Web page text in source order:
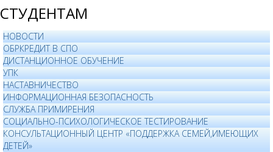
СТУДЕНТАМ
НОВОСТИ
ОБРКРЕДИТ В СПО
ДИСТАНЦИОННОЕ ОБУЧЕНИЕ
УПК
НАСТАВНИЧЕСТВО
ИНФОРМАЦИОННАЯ БЕЗОПАСНОСТЬ
СЛУЖБА ПРИМИРЕНИЯ
СОЦИАЛЬНО-ПСИХОЛОГИЧЕСКОЕ ТЕСТИРОВАНИЕ
КОНСУЛЬТАЦИОННЫЙ ЦЕНТР «ПОДДЕРЖКА СЕМЕЙ,ИМЕЮЩИХ
ДЕТЕЙ»